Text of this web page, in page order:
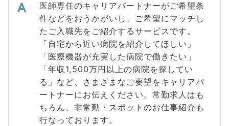
医師専任のキャリアパートナーがご希望条
件などをおうかがいし、ご希望にマッチし
たご入職先をご紹介するサービスです。
「自宅から近い病院を紹介してほしい」
「医療機器が充実した病院で働きたい」
「年収1,500万円以上の病院を探してい
る」など、さまざまなご要望をキャリアパ
ートナーにお伝えください。常勤求人はも
ちろん、非常勤・スポットのお仕事紹介も
行なっております。